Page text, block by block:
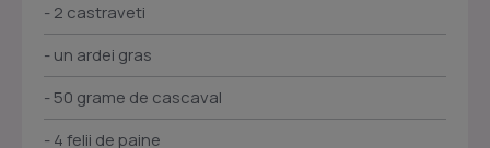
- 2 castraveti
- un ardei gras
- 50 grame de cascaval
- 4 felii de paine